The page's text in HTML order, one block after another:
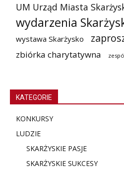
UM Urząd Miasta
wydarzenia
wystawa Skarżysko
zbiórka charytatywna
KATEGORIE
KONKURSY
LUDZIE
SKARŻYSKIE PASJE
SKARŻYSKIE SUKCESY